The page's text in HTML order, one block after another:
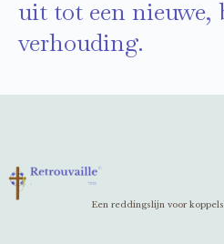
uit tot een nieuwe,
verhouding.
Een reddingslijn voor koppels